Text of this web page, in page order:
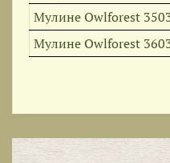
Мулине Owlforest
Мулине Owlforest